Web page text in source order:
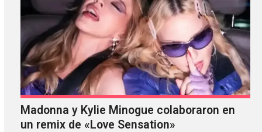
Madonna y Kylie Minogue colaboraron en
un remix de «Love Sensation»